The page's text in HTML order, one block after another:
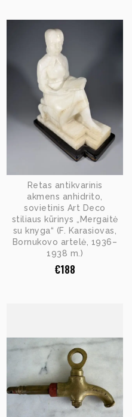
Retas antikvarinis
akmens anhidrito,
sovietinis Art Deco
stiliaus kūrinys „Mergaitė
su knyga“ (F. Karasiovas,
Bornukovo artelė, 1936–
1938 m.)
€188